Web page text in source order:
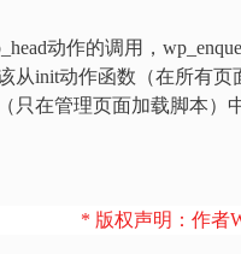
动作的调用，
从init动作函数（在所有页
只在管理页面加载脚本）
* 版权声明：作者